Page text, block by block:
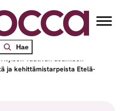
osaamiskeskus
vaativan asumisen
ja kehittämistarpeista Etelä-